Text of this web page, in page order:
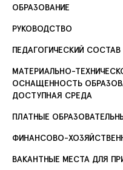
ОБРАЗОВАНИЕ
РУКОВОДСТВО
ПЕДАГОГИЧЕСКИЙ СОСТАВ
МАТЕРИАЛЬНО-
ОСНАЩЕННОСТЬ
ДОСТУПНАЯ СРЕДА
ПЛАТНЫЕ
ФИНАНСОВО-
ВАКАНТНЫЕ МЕСТА ДЛЯ